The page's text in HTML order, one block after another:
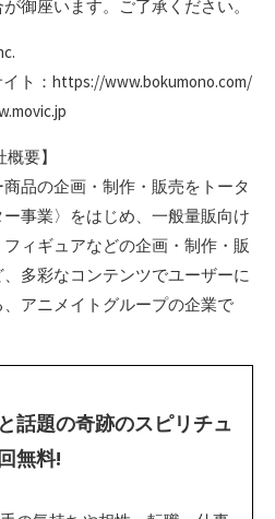
御座います。ご了承ください。
ト：https://www.bokumono.com/
要】
品の企画・制作・販売をトータ
事業〉をはじめ、一般量販向け
ィギュアなどの企画・制作・販
多彩なコンテンツでユーザーに
アニメイトグループの企業で
話題の奇跡のスピリチュ
無料!